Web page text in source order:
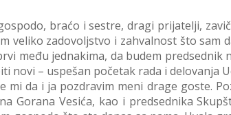
braćo i sestre, dragi prijatelji,
veliko zadovoljstvo i zahvalnost što sam
među jednakima, da budem predsednik
novi – uspešan početak rada i delovanja
mi da i ja pozdravim meni drage goste.
Gorana Vesića, kao i predsednika